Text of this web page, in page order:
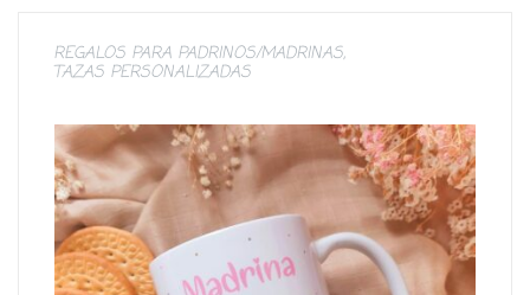
REGALOS PARA PADRINOS/MADRINAS,
TAZAS PERSONALIZADAS